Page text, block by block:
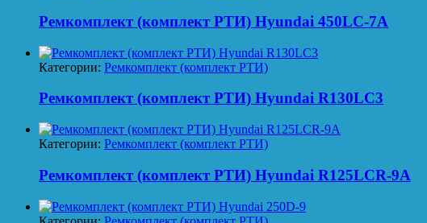
Ремкомплект (комплект РТИ) Hyundai 450LC-7A
Категории: Ремкомплект (комплект РТИ)
Ремкомплект (комплект РТИ) Hyundai R130LC3
Категории: Ремкомплект (комплект РТИ)
Ремкомплект (комплект РТИ) Hyundai R125LCR-9A